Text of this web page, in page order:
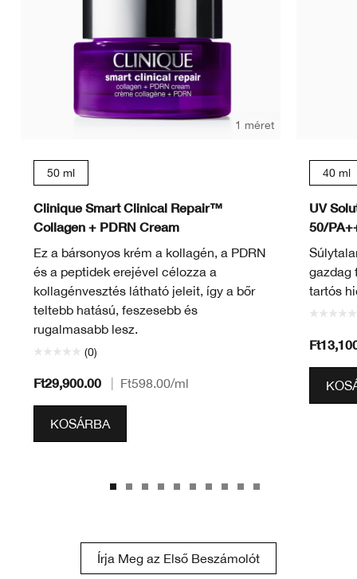
1 méret
50 ml
Clinique Smart Clinical Repair™
Collagen + PDRN Cream
Ez a bársonyos krém a kollagén, a PDRN
és a peptidek erejével célozza a
kollagénvesztés látható jeleit, így a bőr
teltebb hatású, feszesebb és
rugalmasabb lesz.
(0)
Ft29,900.00 Ft598.00/ml
KOSÁRBA
40 ml
UV
50/
gazdag
tartós
Írja Meg az Első Beszámolót